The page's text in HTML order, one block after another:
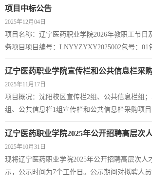
单。合同履行期限：合同签订后15日内完工，具
为准。本包组不接受联合体。二、供应商的资格
人民共和国政府采购法》第二十二条规定...
项目中标公告
2025年12月04日
项目名称：辽宁医药职业学院2026年教职工节日
务项目项目编号：LNYYZYXY2025002包号：01
家屯大润发商业有限公司中标供应商地址：沈阳
号中标内容：节日慰问品：覆盖2026年全部法定
节 800元（2025年12月）；清明节、劳动节、端
600元；中秋节、国庆节（2026年9月）600元标
合计每人2000元标准，采购品类涵盖粮油米...
辽宁医药职业学院宣传栏和公共信息栏采
2025年11月17日
项目概况：沈阳校区宣传栏2组、公共信息栏组
组、公共信息栏1组宣传栏和公共信息栏采购项
（辽宁医药职业学院）获取采购文件，并于2025
（北京时间）前提交响应文件。一、项目基本情
LNYY20251117001项目名称：宣传栏和公共信息
谈判预算金额：人民币56900元最高限价：人民币
（1）外观：宣传栏采用不锈钢框架，配阳光板+
辽宁医药职业学院2025年公开招聘高层次
2025年10月31日
现将辽宁医药职业学院2025年公开招聘高层次人
示，公示时间为7个工作日。公示期间对拟聘人